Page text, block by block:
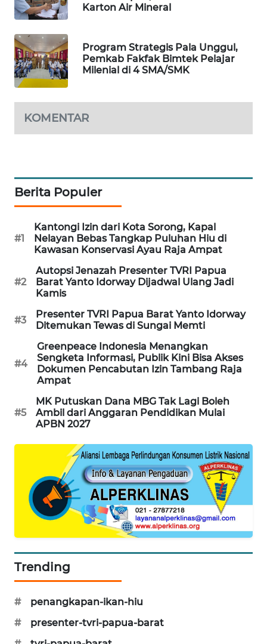
Karton Air Mineral
Program Strategis Pala Unggul,
Pemkab Fakfak Bimtek Pelajar
Milenial di 4 SMA/SMK
KOMENTAR
Berita Populer
#1
Kantongi Izin dari Kota Sorong, Kapal
Nelayan Bebas Tangkap Puluhan Hiu di
Kawasan Konservasi Ayau Raja Ampat
#2
Autopsi Jenazah Presenter TVRI Papua
Barat Yanto Idorway Dijadwal Ulang Jadi
Kamis
#3
Presenter TVRI Papua Barat Yanto Idorway
Ditemukan Tewas di Sungai Memti
#4
Greenpeace Indonesia Menangkan
Sengketa Informasi, Publik Kini Bisa Akses
Dokumen Pencabutan Izin Tambang Raja
Ampat
#5
MK Putuskan Dana MBG Tak Lagi Boleh
Ambil dari Anggaran Pendidikan Mulai
APBN 2027
Trending
#
penangkapan-ikan-hiu
#
presenter-tvri-papua-barat
ID
WAHANANEWS
CO ID
WAHANANEWS
NET
WAHANA
WAHANA
UMKM
WAHANA
SELEB
WAHANA
PERSONA
WAHANA
OTOMOTIF
WAHANA
HEALTH
WAHANA
DESA
WISATA
Wahana
Network
KONSUMEN
LISTRIK
MASYARAKAT
KELISTRIKAN
WALINKI